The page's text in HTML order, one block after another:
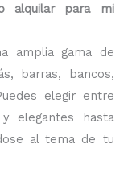
alquilar para mi
amplia gama de
barras, bancos,
elegir entre
elegantes hasta
al tema de tu